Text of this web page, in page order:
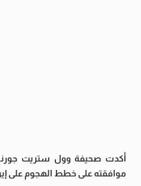
أكدت صحيفة وول ستريت
موافقته على خطط الهجوم على